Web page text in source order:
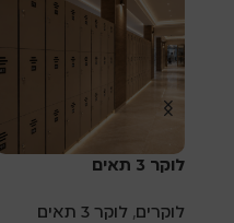
לוקר 3 תאים
לוקרים, לוקר 3 תאים